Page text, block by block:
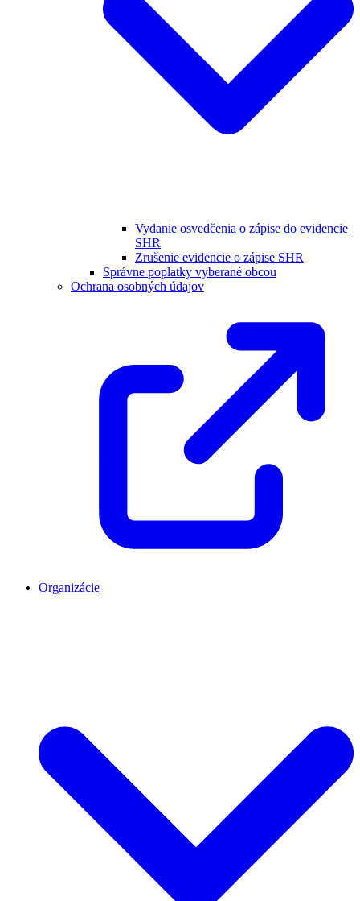
Vydanie osvedčenia o zápise do evidencie
SHR
Zrušenie evidencie o zápise SHR
Správne poplatky vyberané obcou
Ochrana osobných údajov
Organizácie